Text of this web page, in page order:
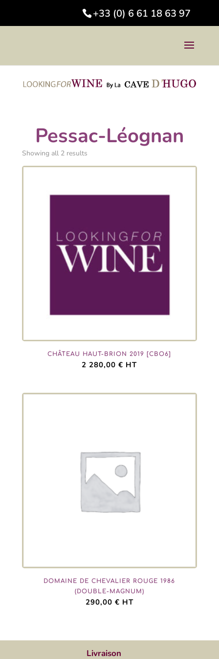
+33 (0) 6 61 18 63 97
Pessac-Léognan
Showing all 2 results
CHÂTEAU HAUT-BRION 2019 [CBO6]
2 280,00€ HT
DOMAINE DE CHEVALIER ROUGE 1986
(DOUBLE-MAGNUM)
290,00 € HT
Livraison